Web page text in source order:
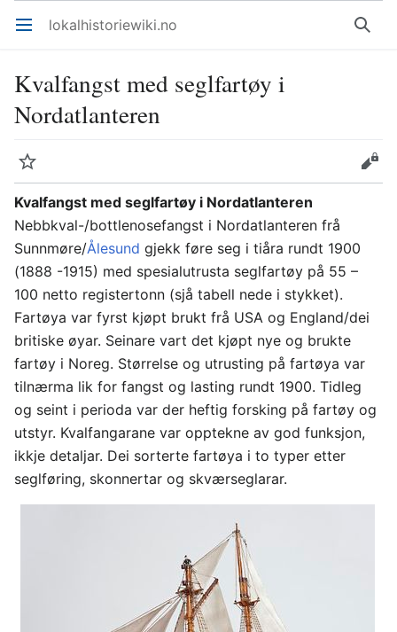
Åpne hovedmenyen lokalhistoriewiki.no Søk
Kvalfangst med seglfartøy i
Nordatlanteren
Overvåk
Rediger
Kvalfangst med seglfartøy i Nordatlanteren
Nebbkval-/bottlenosefangst i Nordatlanteren frå
Sunnmøre/Ålesund gjekk føre seg i tiåra rundt 1900
(1888 -1915) med spesialutrusta seglfartøy på 55 –
100 netto registertonn (sjå tabell nede i stykket).
Fartøya var fyrst kjøpt brukt frå USA og England/dei
britiske øyar. Seinare vart det kjøpt nye og brukte
fartøy i Noreg. Størrelse og utrusting på fartøya var
tilnærma lik for fangst og lasting rundt 1900. Tidleg
og seint i perioda var der heftig forsking på fartøy og
utstyr. Kvalfangarane var opptekne av god funksjon,
ikkje detaljar. Dei sorterte fartøya i to typer etter
seglføring, skonnertar og skværseglarar.